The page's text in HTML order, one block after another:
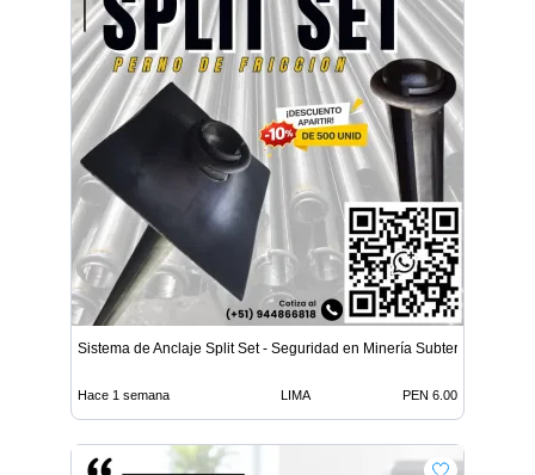
Sistema de Anclaje Split Set - Seguridad en Minería Subterrá
Hace 1 semana LIMA PEN 6.00